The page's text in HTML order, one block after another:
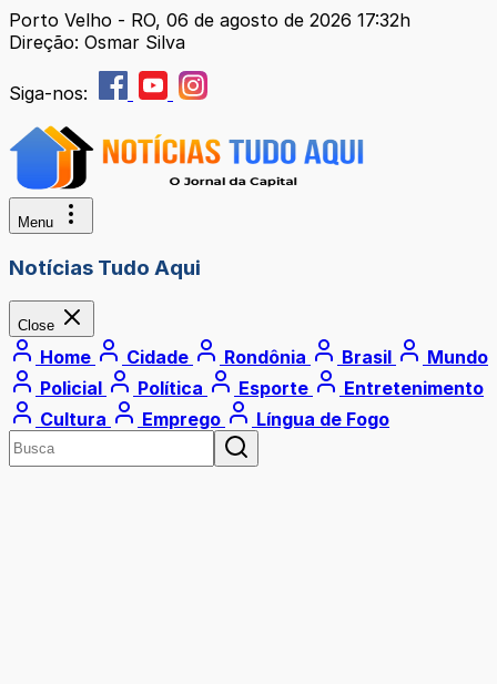
Porto Velho - RO, 06 de agosto de 2026 17:32h
Direção: Osmar Silva
Siga-nos:
Menu
Notícias Tudo Aqui
Close
Home Cidade Rondônia Brasil
Mundo
Policial
Política Esporte
Entretenimento
Cultura
Emprego Língua de Fogo